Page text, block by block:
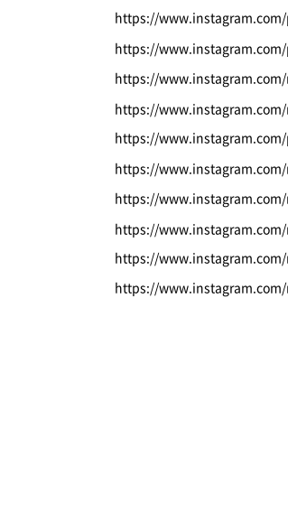
https://www.instagram.com/
https://www.instagram.com/
https://www.instagram.com/
https://www.instagram.com/
https://www.instagram.com/
https://www.instagram.com/
https://www.instagram.com/
https://www.instagram.com/
https://www.instagram.com/
https://www.instagram.com/